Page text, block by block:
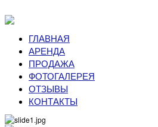
ГЛАВНАЯ
АРЕНДА
ПРОДАЖА
ФОТОГАЛЕРЕЯ
ОТЗЫВЫ
КОНТАКТЫ